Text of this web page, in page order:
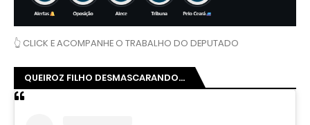
👆 CLICK E ACOMPANHE O TRABALHO DO DEPUTADO
QUEIROZ FILHO DESMASCARANDO...